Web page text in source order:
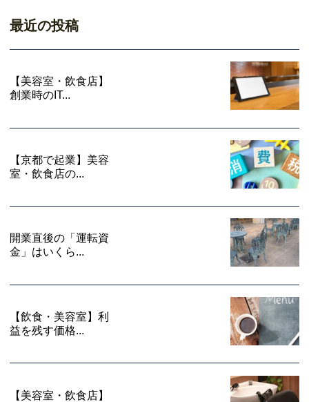
最近の投稿
【美容室・飲食店】
創業時のIT...
【京都で起業】美容
室・飲食店の...
開業直後の「運転資
金」はいくら...
【飲食・美容室】利
益を残す価格...
【美容室・飲食店】